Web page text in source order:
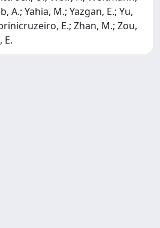
A.; Yahia, M.; Yazgan, E.; Yu,
E.; Zhan, M.; Zou,
E.